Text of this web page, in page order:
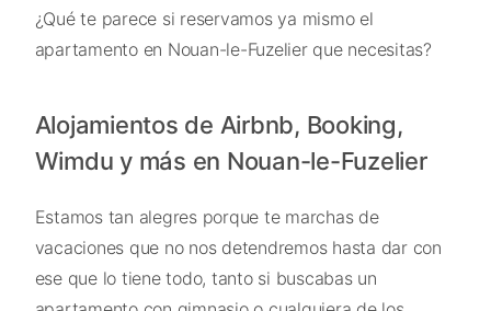
¿Qué te parece si reservamos ya mismo el
apartamento en Nouan-le-Fuzelier que necesitas?
Alojamientos de Airbnb, Booking,
Wimdu y más en Nouan-le-Fuzelier
Estamos tan alegres porque te marchas de
vacaciones que no nos detendremos hasta dar con
ese que lo tiene todo, tanto si buscabas un